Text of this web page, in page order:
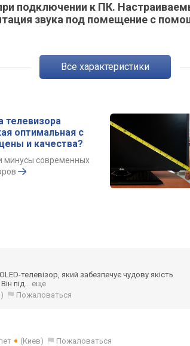
подключении к ПК.
звука под помещение с
Все характеристики
телевизора
оптимальная с
и качества?
минусы современных
телевізор, який забезпечує чудову якість
під... еще
Пожаловаться
(Киев) Пожаловаться